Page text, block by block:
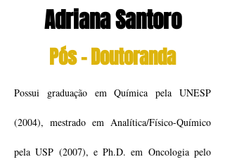
Adriana Santoro
Pós - Doutoranda
Possui graduação em Química pela UNESP
(2004), mestrado em Analítica/Físico-Químico
pela USP (2007), e Ph.D. em Oncologia pelo